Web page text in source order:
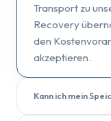
Transport zu
Recovery
den
akzeptieren.
Kann ich mein